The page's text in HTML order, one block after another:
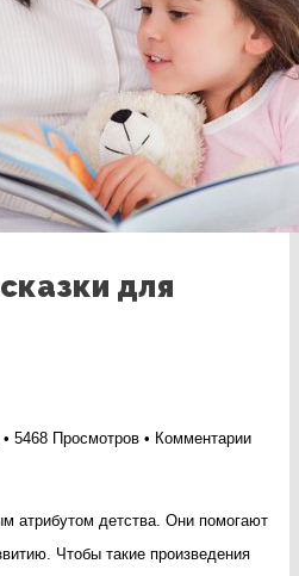
для
• 5468 Просмотров • Комментариик
атрибутом детства. Они помогают
Чтобы такие произведения